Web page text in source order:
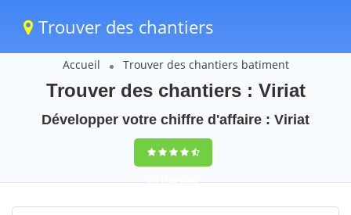
Trouver des chantiers
Accueil Trouver des chantiers batiment
Trouver des chantiers : Viriat
Développer votre chiffre d'affaire : Viriat
9,5(100%)60
votes